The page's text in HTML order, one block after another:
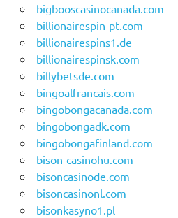
bigbooscasinocanada.com
billionairespin-pt.com
billionairespins1.de
billionairespinsk.com
billybetsde.com
bingoalfrancais.com
bingobongacanada.com
bingobongadk.com
bingobongafinland.com
bison-casinohu.com
bisoncasinode.com
bisoncasinonl.com
bisonkasyno1.pl